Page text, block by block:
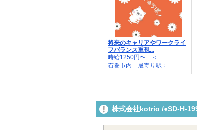
将来のキャリアやワークライ
フバランス重視...
時給1250円〜 ＜...
石巻市内 最寄り駅：...
株式会社kotrio /●SD-H-